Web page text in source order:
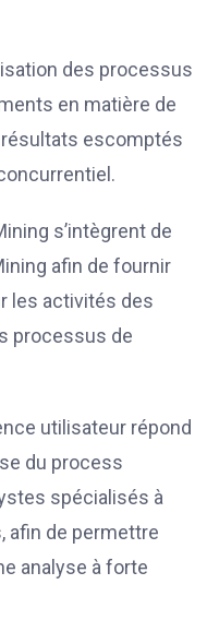
des processus
en matière de
escomptés
s’intègrent de
afin de fournir
les activités des
processus de
utilisateur répond
du process
spécialisés à
afin de permettre
analyse à forte